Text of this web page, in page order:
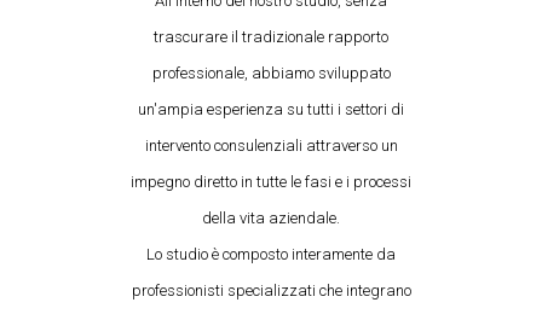
trascurare il tradizionale rapporto
professionale, abbiamo sviluppato
un'ampia esperienza su tutti i settori di
intervento consulenziali attraverso un
impegno diretto in tutte le fasi e i processi
della vita aziendale.
Lo studio è composto interamente da
professionisti specializzati che integrano